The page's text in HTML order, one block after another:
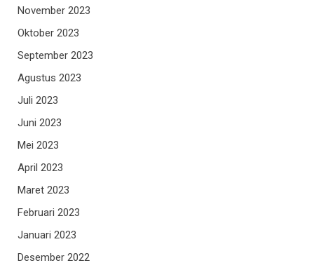
November 2023
Oktober 2023
September 2023
Agustus 2023
Juli 2023
Juni 2023
Mei 2023
April 2023
Maret 2023
Februari 2023
Januari 2023
Desember 2022